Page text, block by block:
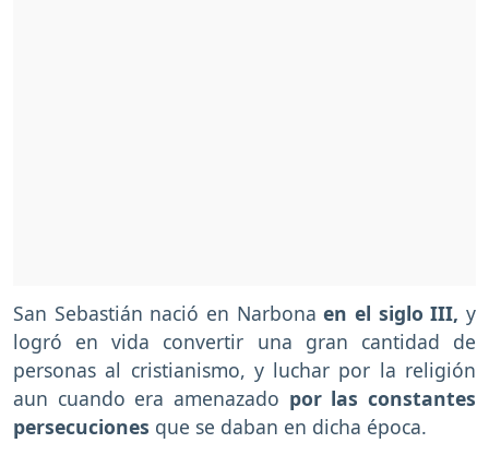
San Sebastián nació en Narbonaen el siglo III,y
logró en vida convertir una gran cantidad de
personas al cristianismo, y luchar por la religión
aun cuando era amenazado por las constantes
persecuciones que se daban en dicha época.